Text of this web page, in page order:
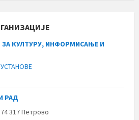
ЗА КУЛТУРУ, ИНФОРМИСАЊЕ И
РАД
317 Петрово